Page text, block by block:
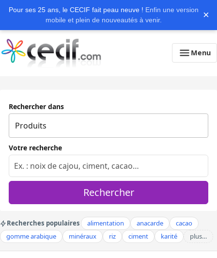
Pour ses 25 ans, le CECIF fait peau neuve ! Enfin une version
mobile et plein de nouveautés à venir.
×
Menu
Rechercher dans
Votre recherche
Rechercher
Recherches populaires alimentation anacarde
cacao
gomme arabique
minéraux riz ciment karité plus…